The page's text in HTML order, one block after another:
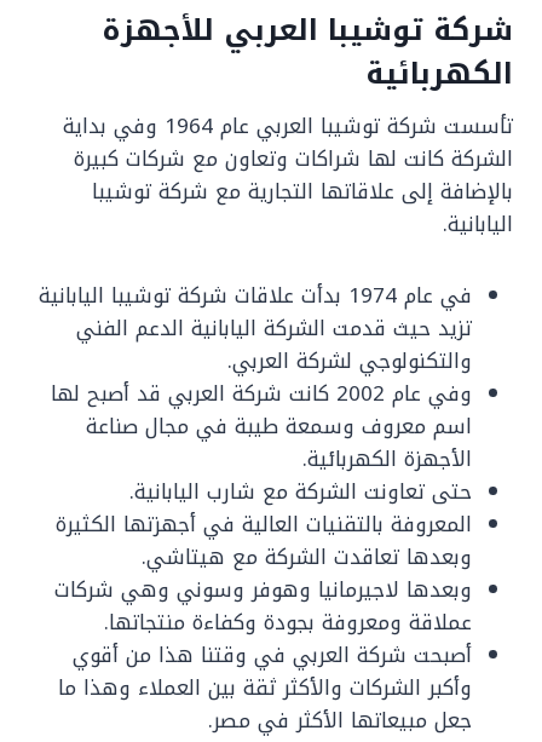
شركة توشيبا العربي للأجهزة
الكهربائية
تأسست شركة توشيبا العربي عام 1964 وفي بداية
الشركة كانت لها شراكات وتعاون مع شركات كبيرة
بالإضافة إلى علاقاتها التجارية مع شركة توشيبا
اليابانية.
في عام 1974 بدأت علاقات شركة توشيبا اليابانية
تزيد حيث قدمت الشركة اليابانية الدعم الفني
والتكنولوجي لشركة العربي.
وفي عام 2002 كانت شركة العربي قد أصبح لها
اسم معروف وسمعة طيبة في مجال صناعة
الأجهزة الكهربائية.
حتى تعاونت الشركة مع شارب اليابانية.
المعروفة بالتقنيات العالية في أجهزتها الكثيرة
وبعدها تعاقدت الشركة مع هيتاشي.
وبعدها لاجيرمانيا وهوفر وسوني وهي شركات
عملاقة ومعروفة بجودة وكفاءة منتجاتها.
أصبحت شركة العربي في وقتنا هذا من أقوي
وأكبر الشركات والأكثر ثقة بين العملاء وهذا ما
جعل مبيعاتها الأكثر في مصر.